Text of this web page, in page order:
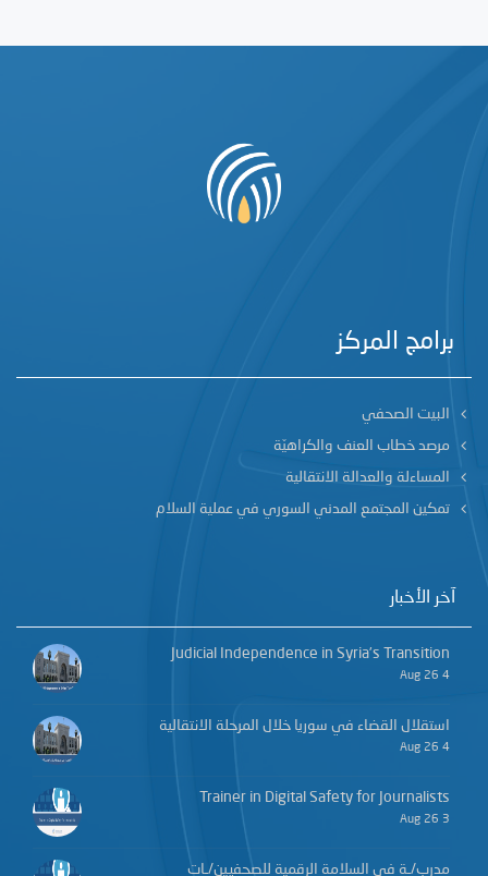
برامج المركز
البيت الصحفي
مرصد خطاب العنف والكراهيّة
المساءلة والعدالة الانتقالية
تمكين المجتمع المدني السوري في عملية السلام
آخر الأخبار
Judicial Independence in Syria’s Transition
4 Aug 26
استقلال القضاء في سوريا خلال المرحلة الانتقالية
4 Aug 26
Trainer in Digital Safety for Journalists
3 Aug 26
مدرب/ـة في السلامة الرقمية للصحفيين/ـات